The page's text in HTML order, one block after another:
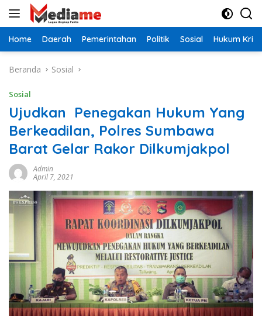
Langsung
Home Daerah Pemerintahan Politik Sosial Hukum
Beranda Sosial
Sosial
Ujudkan Penegakan Hukum Yang
Berkeadilan, Polres Sumbawa
Barat Gelar Rakor Dilkumjakpol
Admin
April 7, 2021